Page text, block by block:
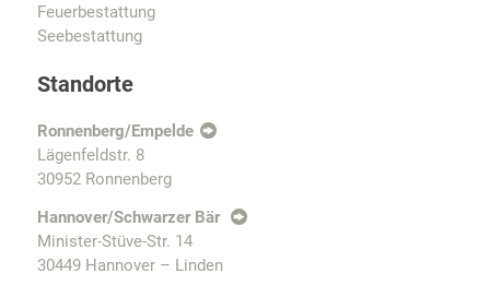
Feuerbestattung
Seebestattung
Standorte
Ronnenberg/Empelde
Lägenfeldstr. 8
30952 Ronnenberg
Hannover/Schwarzer Bär
Minister-Stüve-Str. 14
30449 Hannover – Linden